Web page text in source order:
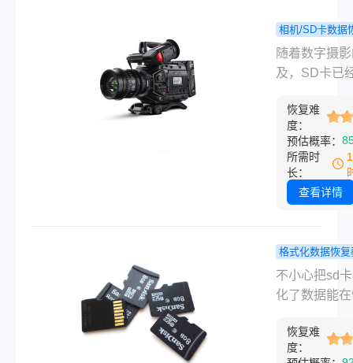
相机/SD卡数据
程 摄影机里
sd卡数据怎
件恢复方法
随着数字摄
及，SD卡已
见方式。但
幸发生，例
损坏、误删
化，我们该
复其中的数
面的sd卡数
恢复指南，
从SD卡中恢
恢复难
度：
预估概率：
所需时
长：
查看详情
格式化数据恢复
不小心把sd
式化了数据
析数据恢复
案！
不小心把sd
化了数据能
SD卡格式化
据丢失可能
恢复难
度：